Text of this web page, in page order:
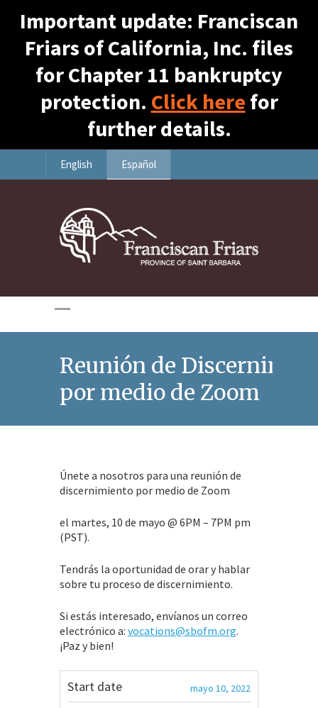
Important update: Franciscan
Friars of California, Inc. files
for Chapter 11 bankruptcy
protection. Click here for
further details.
English Español
Reunión de
por medio de Zoom
Únete a nosotros para una reunión de
discernimiento por medio de Zoom
el martes, 10 de mayo @ 6PM – 7PM pm
(PST).
Tendrás la oportunidad de orar y hablar
sobre tu proceso de discernimiento.
Si estás interesado, envíanos un correo
electrónico a: vocations@sbofm.org.
¡Paz y bien!
Start date mayo 10, 2022